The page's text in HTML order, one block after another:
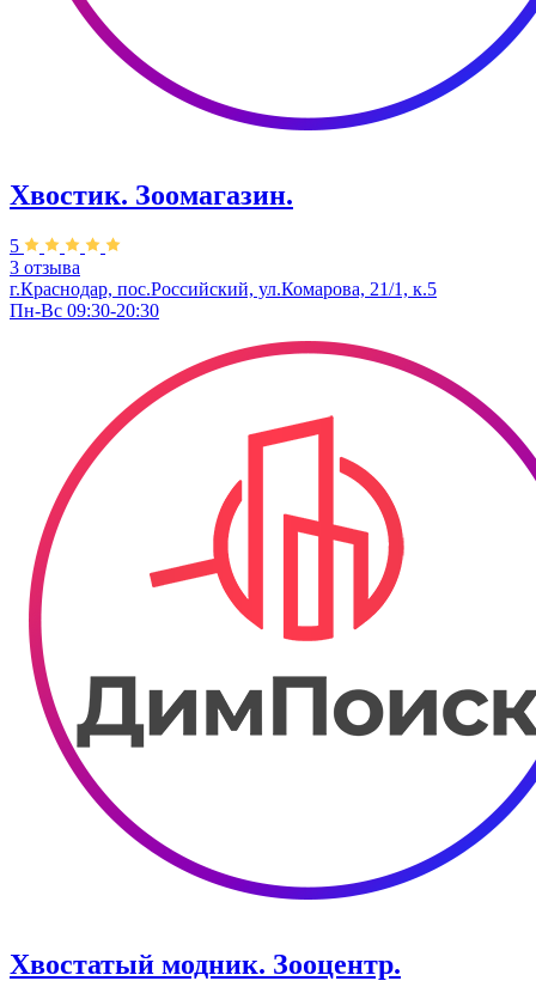
Хвостик. Зоомагазин.
5
3 отзыва
г.Краснодар, пос.Российский, ул.Комарова, 21/1, к.5
Пн-Вс 09:30-20:30
Хвостатый модник. Зооцентр.